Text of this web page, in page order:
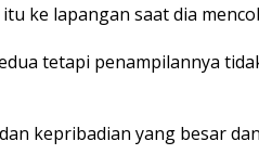
ke lapangan saat dia
tetapi penampilannya
kepribadian yang besar